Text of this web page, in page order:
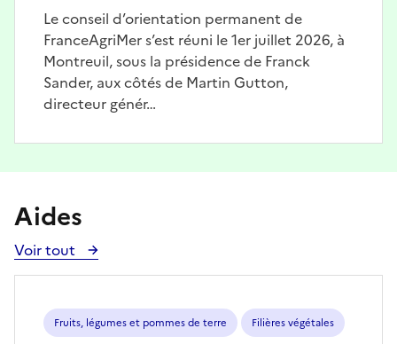
Le conseil d’orientation permanent de
FranceAgriMer s’est réuni le 1er juillet 2026, à
Montreuil, sous la présidence de Franck
Sander, aux côtés de Martin Gutton,
directeur génér…
Aides
Voir tout
Voir
toutes
aides
Fruits, légumes et pommes de terre Filières végétales